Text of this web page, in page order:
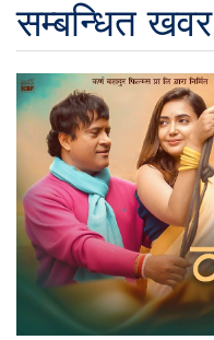
सम्बन्धित खवर